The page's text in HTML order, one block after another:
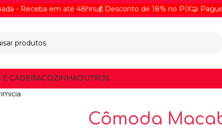
em até 48hrs💰 Desconto de 18% no PIX 🤝 Pague
E CADEIRACOZINHAOUTROS
Cômoda